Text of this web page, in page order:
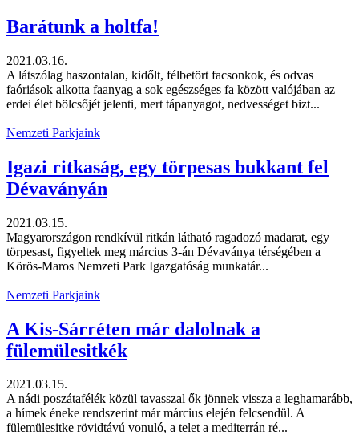
Barátunk a holtfa!
2021.03.16.
A látszólag haszontalan, kidőlt, félbetört facsonkok, és odvas
faóriások alkotta faanyag a sok egészséges fa között valójában az
erdei élet bölcsőjét jelenti, mert tápanyagot, nedvességet bizt...
Nemzeti Parkjaink
Igazi ritkaság, egy törpesas bukkant fel
Dévaványán
2021.03.15.
Magyarországon rendkívül ritkán látható ragadozó madarat, egy
törpesast, figyeltek meg március 3-án Dévaványa térségében a
Körös-Maros Nemzeti Park Igazgatóság munkatár...
Nemzeti Parkjaink
A Kis-Sárréten már dalolnak a
fülemülesitkék
2021.03.15.
A nádi poszátafélék közül tavasszal ők jönnek vissza a leghamarább,
a hímek éneke rendszerint már március elején felcsendül. A
fülemülesitke rövidtávú vonuló, a telet a mediterrán ré...